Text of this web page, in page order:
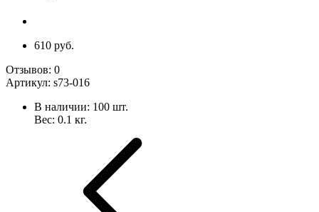
610 руб.
Отзывов: 0
Артикул: s73-016
В наличии: 100 шт.
Вес: 0.1 кг.